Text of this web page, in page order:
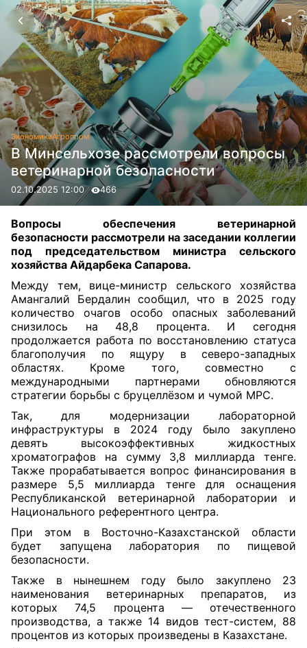
ЭкономикаАгропром
В Минсельхозе рассмотрели вопросы
ветеринарной безопасности
02.10.2025 12:00 466
Вопросы обеспечения ветеринарной
безопасности рассмотрели на заседании коллегии
под председательством министра сельского
хозяйства Айдарбека Сапарова.
Между тем, вице-министр сельского хозяйства
Амангалий Бердалин сообщил, что в 2025 году
количество очагов особо опасных заболеваний
снизилось на 48,8 процента. И сегодня
продолжается работа по восстановлению статуса
благополучия по ящуру в северо-западных
областях. Кроме того, совместно с
международными партнерами обновляются
стратегии борьбы с бруцеллёзом и чумой МРС.
Так, для модернизации лабораторной
инфраструктуры в 2024 году было закуплено
девять высокоэффективных жидкостных
хроматографов на сумму 3,8 миллиарда тенге.
Также прорабатывается вопрос финансирования в
размере 5,5 миллиарда тенге для оснащения
Республиканской ветеринарной лаборатории и
Национального референтного центра.
При этом в Восточно-Казахстанской области
будет запущена лаборатория по пищевой
безопасности.
Также в нынешнем году было закуплено 23
наименования ветеринарных препаратов, из
которых 74,5 процента — отечественного
производства, а также 14 видов тест-систем, 88
процентов из которых произведены в Казахстане.